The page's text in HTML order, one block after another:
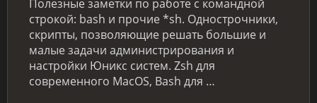
Полезные заметки по работе с командной
строкой: bash и прочие *sh. Однострочники,
скрипты, позволяющие решать большие и
малые задачи администрирования и
настройки Юникс систем. Zsh для
современного MacOS, Bash для …